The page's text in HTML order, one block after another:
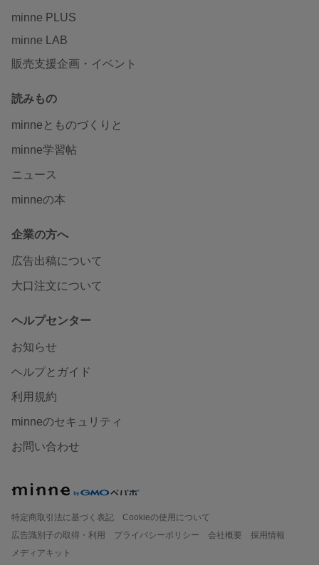
minne PLUS
minne LAB
販売支援企画・イベント
読みもの
minneとものづくりと
minne学習帖
ニュース
minneの本
企業の方へ
広告出稿について
大口注文について
ヘルプセンター
お知らせ
ヘルプとガイド
利用規約
minneのセキュリティ
お問い合わせ
特定商取引法に基づく表記
Cookieの使用について
広告識別子の取得・利用
プライバシーポリシー 会社概要
採用情報
メディアキット